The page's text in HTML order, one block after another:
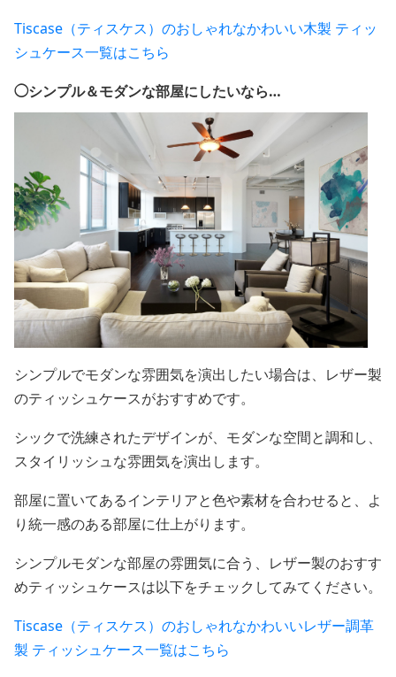
Tiscase（ティスケス）のおしゃれなかわいい木製 ティッ
シュケース一覧はこちら
◯シンプル＆モダンな部屋にしたいなら…
シンプルでモダンな雰囲気を演出したい場合は、レザー製
のティッシュケースがおすすめです。
シックで洗練されたデザインが、モダンな空間と調和し、
スタイリッシュな雰囲気を演出します。
部屋に置いてあるインテリアと色や素材を合わせると、よ
り統一感のある部屋に仕上がります。
シンプルモダンな部屋の雰囲気に合う、レザー製のおすす
めティッシュケースは以下をチェックしてみてください。
Tiscase（ティスケス）のおしゃれなかわいいレザー調革
製 ティッシュケース一覧はこちら